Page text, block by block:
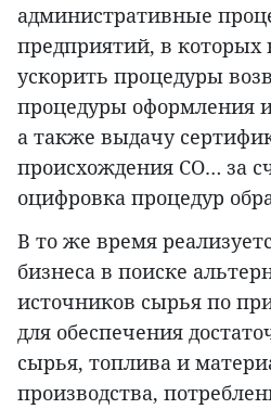
административные
предприятий, в которых
ускорить процедуры
процедуры оформления
а также выдачу
происхождения CO… за
оцифровка процедур
В то же время
бизнеса в поиске
источников сырья по
для обеспечения
сырья, топлива и
производства,